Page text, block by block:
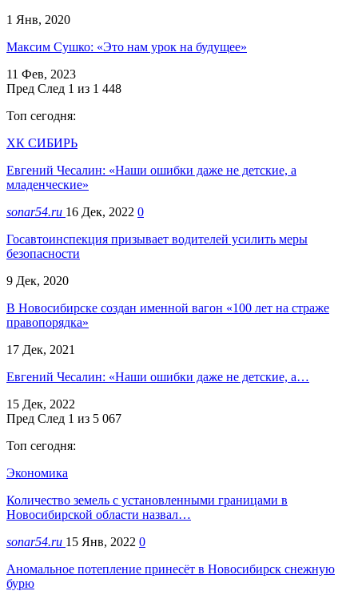
1 Янв, 2020
Максим Сушко: «Это нам урок на будущее»
11 Фев, 2023
Пред След 1 из 1 448
Топ сегодня:
ХК СИБИРЬ
Евгений Чесалин: «Наши ошибки даже не детские, а
младенческие»
sonar54.ru 16 Дек, 2022 0
Госавтоинспекция призывает водителей усилить меры
безопасности
9 Дек, 2020
В Новосибирске создан именной вагон «100 лет на страже
правопорядка»
17 Дек, 2021
Евгений Чесалин: «Наши ошибки даже не детские, а…
15 Дек, 2022
Пред След 1 из 5 067
Топ сегодня:
Экономика
Количество земель с установленными границами в
Новосибирской области назвал…
sonar54.ru 15 Янв, 2022 0
Аномальное потепление принесёт в Новосибирск снежную
бурю